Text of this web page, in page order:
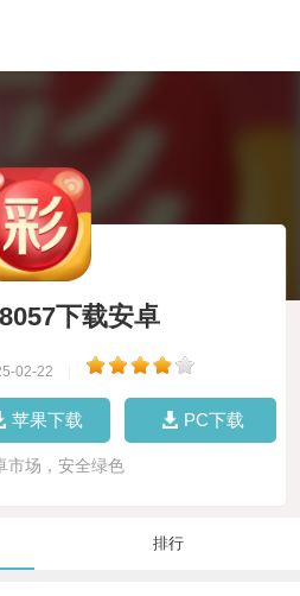
下载安卓
02-22
苹果下载 PC下载
市场，安全绿色
排行